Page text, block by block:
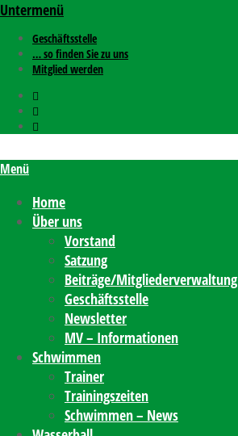
Untermenü
Geschäftsstelle
… so finden Sie zu uns
Mitglied werden
Menü
Home
Über uns
Vorstand
Satzung
Beiträge/Mitgliederverwaltung
Geschäftsstelle
Newsletter
MV – Informationen
Schwimmen
Trainer
Trainingszeiten
Schwimmen – News